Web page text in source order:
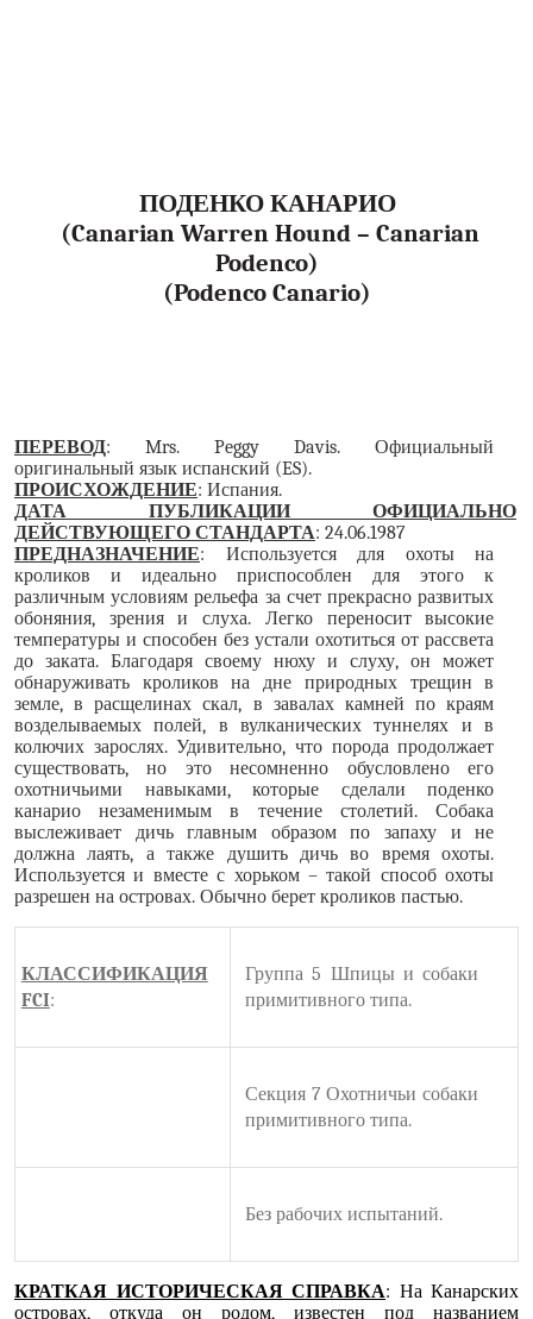
ПОДЕНКО КАНАРИО
(Canarian Warren Hound – Canarian
Podenco)
(Podenco Canario)
ПЕРЕВОД:Mrs.Peggy Davis. Официальный
оригинальный язык испанский (ES).
ПРОИСХОЖДЕНИЕ: Испания.
ДАТА ПУБЛИКАЦИИ ОФИЦИАЛЬНО
ДЕЙСТВУЮЩЕГО СТАНДАРТА: 24.06.1987
ПРЕДНАЗНАЧЕНИЕ: Используется для охоты на
кроликов и идеально приспособлен для этого к
различным условиям рельефа за счет прекрасно развитых
обоняния, зрения и слуха. Легко переносит высокие
температуры и способен без устали охотиться от рассвета
до заката. Благодаря своему нюху и слуху, он может
обнаруживать кроликов на дне природных трещин в
земле, в расщелинах скал, в завалах камней по краям
возделываемых полей, в вулканических туннелях и в
колючих зарослях. Удивительно, что порода продолжает
существовать, но это несомненно обусловлено его
охотничьими навыками, которые сделали поденко
канарио незаменимым в течение столетий. Собака
выслеживает дичь главным образом по запаху и не
должна лаять, а также душить дичь во время охоты.
Используется и вместе с хорьком – такой способ охоты
разрешен на островах. Обычно берет кроликов пастью.
КЛАССИФИКАЦИЯ
FCI:
Группа 5 Шпицы и собаки
примитивного типа.
Секция 7 Охотничьи собаки
примитивного типа.
Без рабочих испытаний.
КРАТКАЯ ИСТОРИЧЕСКАЯ СПРАВКА: На Канарских
островах, откуда он родом, известен под названием